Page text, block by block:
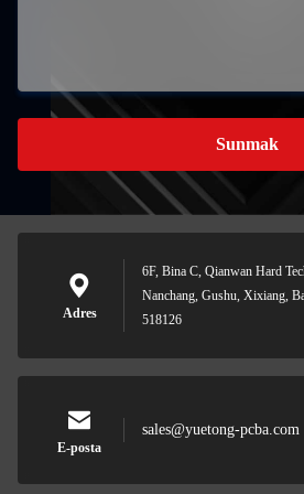
Sunmak
Adres
6F, Bina C, Qianwan Hard
Nanchang, Gushu, Xixiang,
518126
E-posta
sales@yuetong-pcba.com